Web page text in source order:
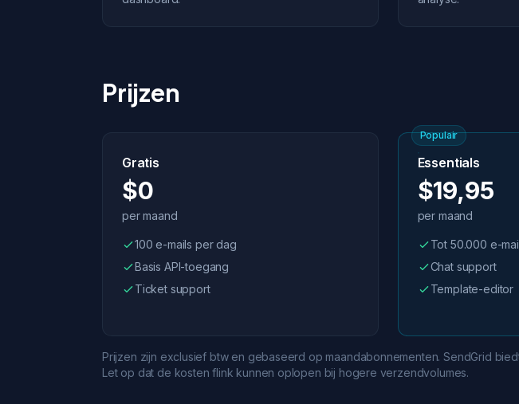
Prijzen
Gratis
$0
per maand
100 e-mails per dag
Basis API-toegang
Ticket support
Populair
Essentials
$19,95
per maand
Tot 50.000 e-
Chat support
Template-editor
Prijzen zijn exclusief btw en gebaseerd op maandabonnementen. SendGrid
Let op dat de kosten flink kunnen oplopen bij hogere verzendvolumes.